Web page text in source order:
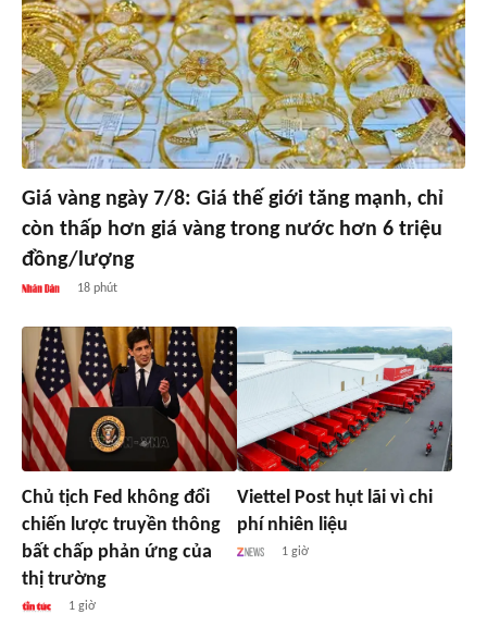
Giá vàng ngày 7/8: Giá thế giới tăng mạnh, chỉ
còn thấp hơn giá vàng trong nước hơn 6 triệu
đồng/lượng
18 phút
Chủ tịch Fed không đổi
chiến lược truyền thông
bất chấp phản ứng của
thị trường
1 giờ
Viettel Post hụt lãi vì chi
phí nhiên liệu
1 giờ